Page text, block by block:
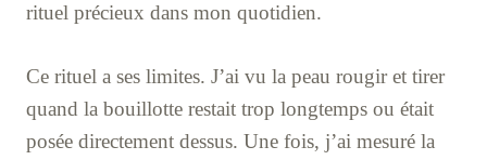
rituel précieux dans mon quotidien.
Ce rituel a ses limites. J’ai vu la peau rougir et tirer
quand la bouillotte restait trop longtemps ou était
posée directement dessus. Une fois, j’ai mesuré la